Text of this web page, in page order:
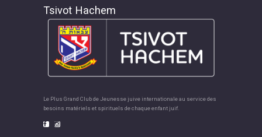
Tsivot Hachem
Le Plus Grand Club de Jeunesse juive internationale au service des
besoins matériels et spirituels de chaque enfant juif.